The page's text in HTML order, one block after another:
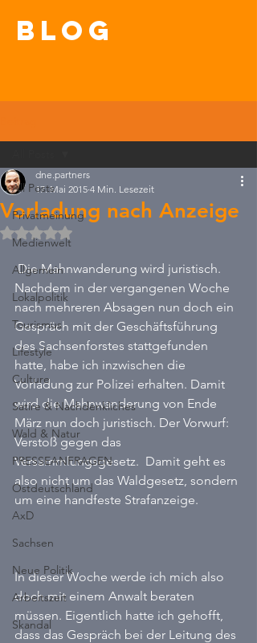
blog
All Posts
Privatmeinung
Medienwelt
Allgemein
Lokalpolitik
Tourismus
Lifestyle
Culture
Satire & Nachdenkliches
Wald & Natur
PRESSEANFRAGEN
Ostdeutschland
AxD
Sachsen
Neue Politik
Arbeitszeit
Skandal
Vorladung nach Anzeige
dne.partners
17. Mai 2015 4 Min. Lesezeit
Mit NaN von 5 Sternen bewertet.
Die Mahnwanderung wird juristisch.
Nachdem in der vergangenen Woche
nach mehreren Absagen nun doch ein
Gespräch mit der Geschäftsführung
des Sachsenforstes stattgefunden
hatte, habe ich inzwischen die
Vorladung zur Polizei erhalten. Damit
wird die Mahnwanderung von Ende
März nun doch juristisch. Der Vorwurf:
Verstoß gegen das
Versammlungsgesetz.  Damit geht es
also nicht um das Waldgesetz, sondern
um eine handfeste Strafanzeige.
In dieser Woche werde ich mich also
doch mit einem Anwalt beraten
müssen. Eigentlich hatte ich gehofft,
dass das Gespräch bei der Leitung des